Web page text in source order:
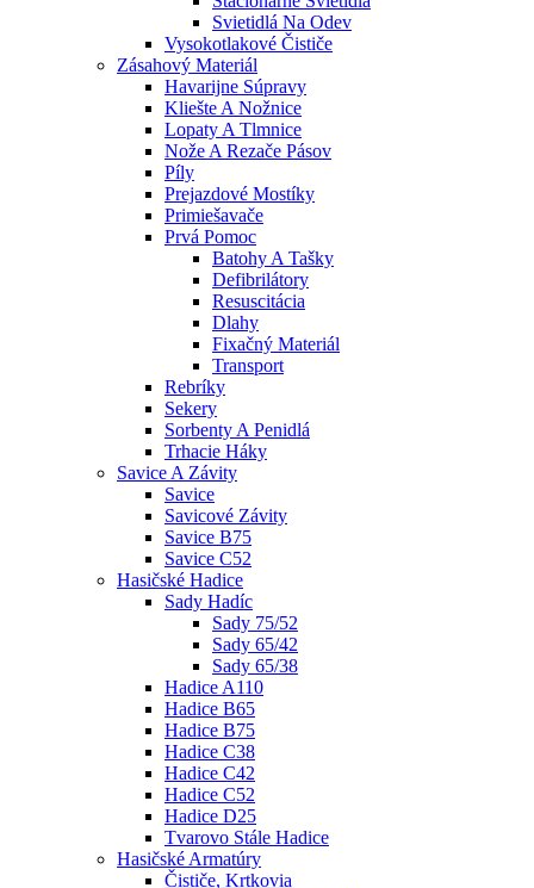
Svietidlá Na Odev
Vysokotlakové Čističe
Zásahový Materiál
Havarijne Súpravy
Kliešte A Nožnice
Lopaty A Tlmnice
Nože A Rezače Pásov
Píly
Prejazdové Mostíky
Primiešavače
Prvá Pomoc
Batohy A Tašky
Defibrilátory
Resuscitácia
Dlahy
Fixačný Materiál
Transport
Rebríky
Sekery
Sorbenty A Penidlá
Trhacie Háky
Savice A Závity
Savice
Savicové Závity
Savice B75
Savice C52
Hasičské Hadice
Sady Hadíc
Sady 75/52
Sady 65/42
Sady 65/38
Hadice A110
Hadice B65
Hadice B75
Hadice C38
Hadice C42
Hadice C52
Hadice D25
Tvarovo Stále Hadice
Hasičské Armatúry
Čističe, Krtkovia